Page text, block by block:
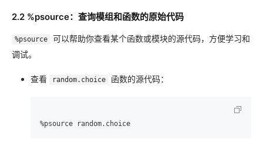
2.2 %psource：查询模组和函数的原始代码
%psource
可以帮助你查看某个函数或模块的源代码，方便学习和
调试。
查看 random.choice 函数的源代码：